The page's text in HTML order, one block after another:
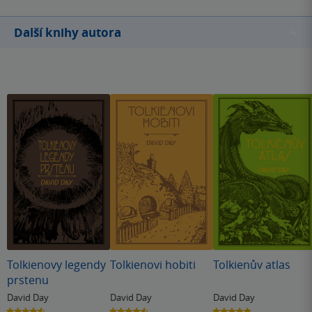
Další knihy autora
Tolkienovy legendy
prstenu
David Day
Tolkienovi hobiti
David Day
Tolkienův atlas
David Day